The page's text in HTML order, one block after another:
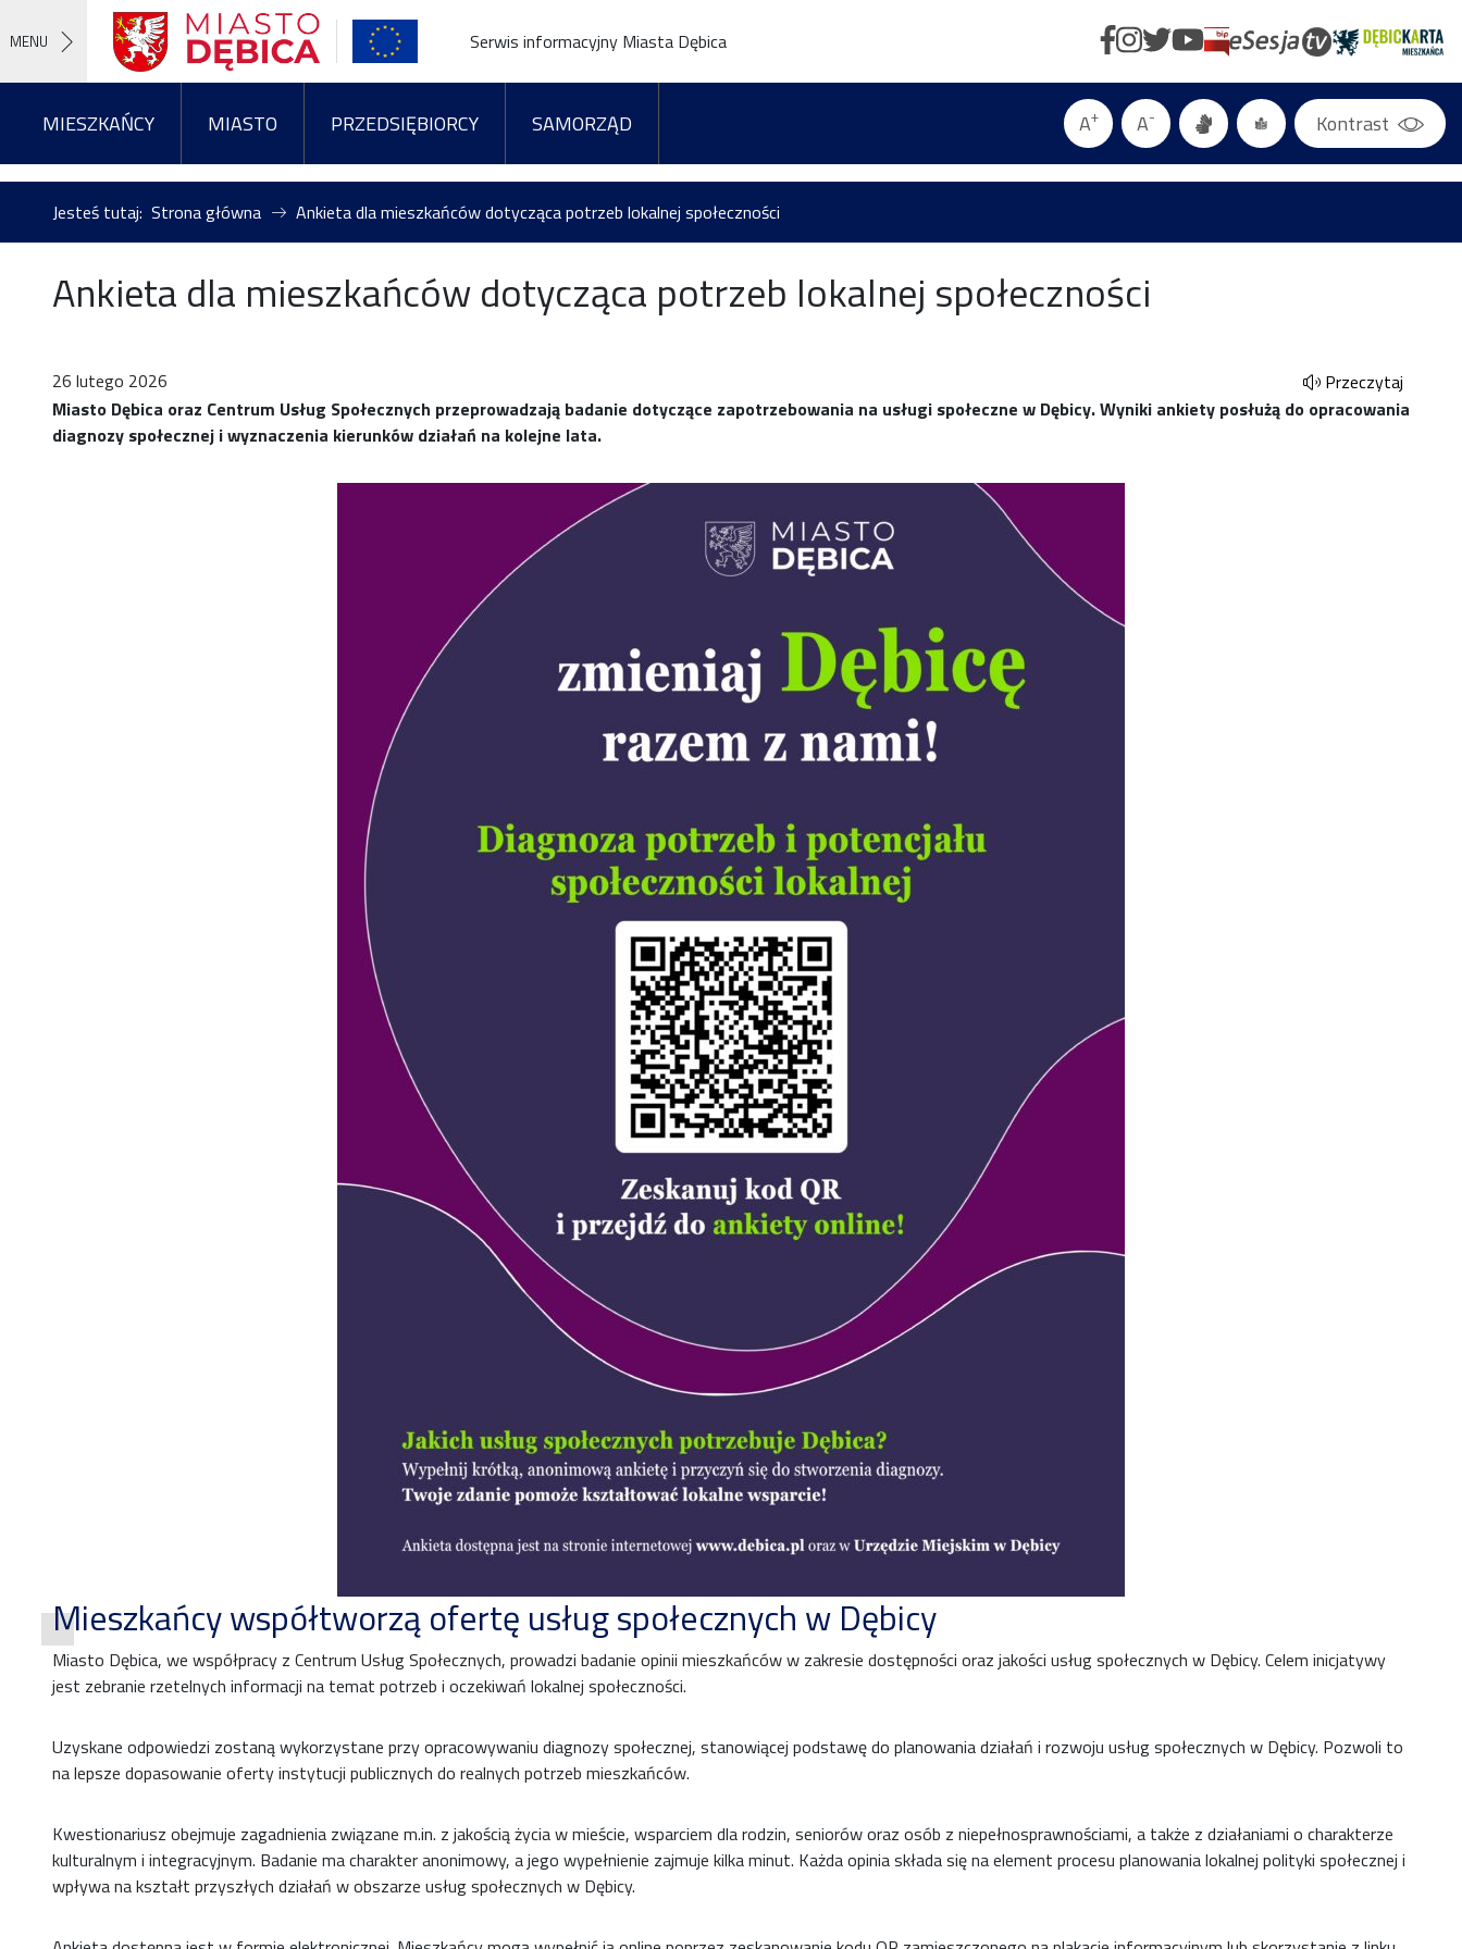
MENU Serwis informacyjny Miasta Dębica
MIESZKAŃCY MIASTO PRZEDSIĘBIORCY SAMORZĄD A+ A- Kontrast
Jesteś tutaj: Strona główna Ankieta dla mieszkańców dotycząca potrzeb lokalnej społeczności
Ankieta dla mieszkańców dotycząca potrzeb lokalnej społeczności
26 lutego 2026
Przeczytaj
Miasto Dębica oraz Centrum Usług Społecznych przeprowadzają badanie dotyczące zapotrzebowania na usługi społeczne w Dębicy. Wyniki ankiety posłużą do opracowania
diagnozy społecznej i wyznaczenia kierunków działań na kolejne lata.
Mieszkańcy współtworzą ofertę usług społecznych w Dębicy
Miasto Dębica, we współpracy z Centrum Usług Społecznych, prowadzi badanie opinii mieszkańców w zakresie dostępności oraz jakości usług społecznych w Dębicy. Celem inicjatywy
jest zebranie rzetelnych informacji na temat potrzeb i oczekiwań lokalnej społeczności.
Uzyskane odpowiedzi zostaną wykorzystane przy opracowywaniu diagnozy społecznej, stanowiącej podstawę do planowania działań i rozwoju usług społecznych w Dębicy. Pozwoli to
na lepsze dopasowanie oferty instytucji publicznych do realnych potrzeb mieszkańców.
Kwestionariusz obejmuje zagadnienia związane m.in. z jakością życia w mieście, wsparciem dla rodzin, seniorów oraz osób z niepełnosprawnościami, a także z działaniami o charakterze
kulturalnym i integracyjnym. Badanie ma charakter anonimowy, a jego wypełnienie zajmuje kilka minut. Każda opinia składa się na element procesu planowania lokalnej polityki społecznej i
wpływa na kształt przyszłych działań w obszarze usług społecznych w Dębicy.